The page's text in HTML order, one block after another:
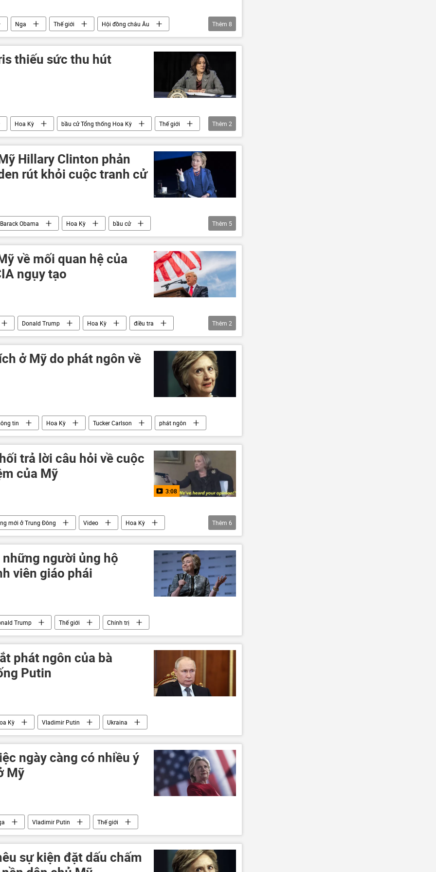
Nga Thế giới
Hội đồng châu Âu
Iraq Afghanistan
Guantanamo
Thêm 8
thiếu sức thu hút
Hoa Kỳ bầu cử Tổng thống Hoa Kỳ
Thế giới
Thêm 2
Hillary Clinton phản
rút khỏi cuộc tranh cử
Barack Obama Hoa Kỳ
bầu cử
giới Chính trị
Báo chí thế giới
Thêm 5
về mối quan hệ của
ngụy tạo
Donald Trump Hoa Kỳ
điều tra
giới
Thêm 2
ở Mỹ do phát ngôn về
tin Hoa Kỳ Tucker Carlson phát ngôn
trả lời câu hỏi về cuộc
của Mỹ
3:08
mới ở Trung Đông Video
Hoa Kỳ
Israel Tổng thống Mỹ
chiến tranh
Thêm 6
người ủng hộ
viên giáo phái
Trump Thế giới Chính trị
phát ngôn của bà
Putin
Kỳ Vladimir Putin Ukraina
ngày càng có nhiều ý
Mỹ
Vladimir Putin Thế giới
sự kiện đặt dấu chấm